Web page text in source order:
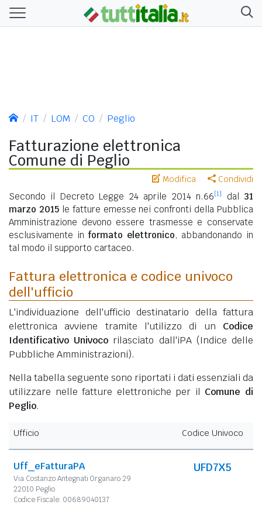
IT LOM CO Peglio
Fatturazione elettronica
Comune di Peglio
Modifica Condividi
Secondo il Decreto Legge 24 aprile 2014 n.66[1] dal 31
marzo 2015le fatture emesse nei confronti della Pubblica
Amministrazione devono essere trasmesse e conservate
esclusivamente in formato elettronico, abbandonando in
tal modo il supporto cartaceo.
Fattura elettronica e codice univoco
dell'ufficio
L'individuazione dell'ufficio destinatario della fattura
elettronica avviene tramite l'utilizzo di un Codice
Identificativo Univoco rilasciato dall'iPA (Indice delle
Pubbliche Amministrazioni).
Nella tabella seguente sono riportati i dati essenziali da
utilizzare nelle fatture elettroniche per il Comune di
Peglio.
Ufficio Codice Univoco
Uff_eFatturaPA
Via Costanzo Antegnati Organaro 29
22010 Peglio
Codice Fiscale: 00689040137
UFD7X5